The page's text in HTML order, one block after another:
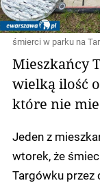
śmierci w parku na
Mieszkańcy
wielką ilość
które nie
Jeden z
wtorek, że
Targówku przez